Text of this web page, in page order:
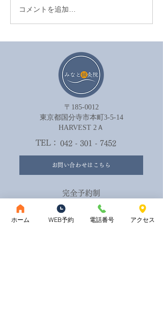
眼精疲労を鍼治療でやわ
らげる方法
コメントを追加…
〒185-0012
​東京都国分寺市本町3-5-14
HARVEST 2Ａ​
TEL： 042 - 301 - 7452
お問い合わせはこちら
完全予約制
ご予約はこちら
ホーム WEB予約 電話番号 アクセス